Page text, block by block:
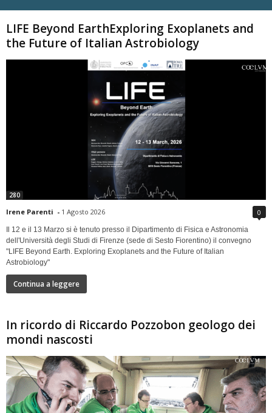
LIFE Beyond EarthExploring Exoplanets and
the Future of Italian Astrobiology
280
Irene Parenti - 1 Agosto 2026 0
Il 12 e il 13 Marzo si è tenuto presso il Dipartimento di Fisica e Astronomia
dell'Università degli Studi di Firenze (sede di Sesto Fiorentino) il convegno
"LIFE Beyond Earth. Exploring Exoplanets and the Future of Italian
Astrobiology"
Continua a leggere
In ricordo di Riccardo Pozzobon geologo dei
mondi nascosti